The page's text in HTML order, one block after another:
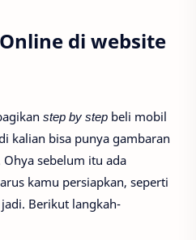
di website
step by step beli mobil
kalian bisa punya gambaran
sebelum itu ada
kamu persiapkan, seperti
Berikut langkah-